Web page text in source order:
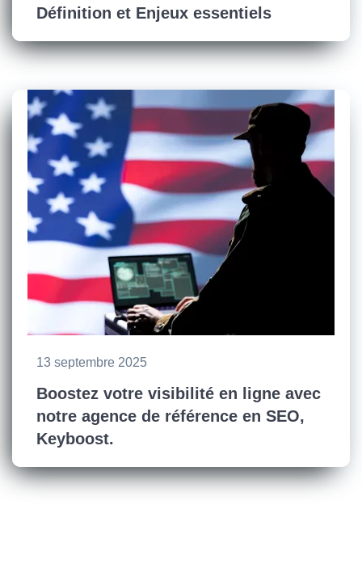
Définition et Enjeux essentiels
13 septembre 2025
Boostez votre visibilité en ligne avec
notre agence de référence en SEO,
Keyboost.